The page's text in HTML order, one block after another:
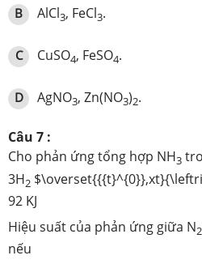
B AlCl3, FeCl3.
C CuSO4, FeSO4.
D AgNO3, Zn(NO3)2.
Câu 7 :
Cho phản ứng tổng hợp NH3
3H2
92 KJ
Hiệu suất của phản ứng giữa N2
nếu